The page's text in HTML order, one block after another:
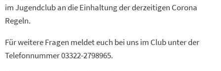
im Jugendclub an die Einhaltung der derzeitigen Corona
Regeln.
Für weitere Fragen meldet euch bei uns im Club unter der
Telefonnummer 03322-2798965.